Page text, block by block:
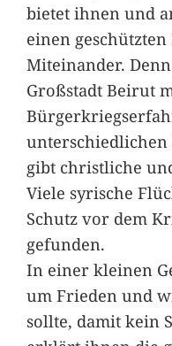
bietet ihnen und
einen
Miteinander.
Großstadt Beirut
unterschiedlichen
gibt christliche
Viele syrische
Schutz vor dem
gefunden.
In einer kleinen
um Frieden und
sollte, damit kein